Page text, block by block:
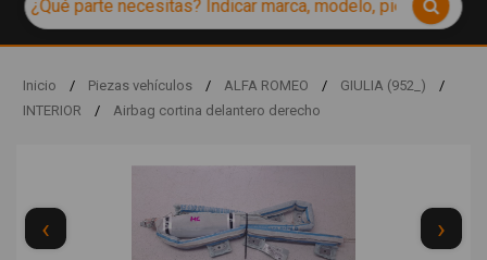
Inicio / Piezas vehículos / ALFA ROMEO / GIULIA (952_)
/
INTERIOR
/ Airbag cortina delantero derecho
‹ ›